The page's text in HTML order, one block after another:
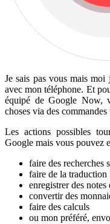
Je sais pas vous mais
avec mon téléphone. Et
équipé de Google Now,
choses via des
Les actions possibles
Google mais vous pouvez
faire des recherches
faire de la
enregistrer des
convertir des
faire des calculs
ou mon préféré,